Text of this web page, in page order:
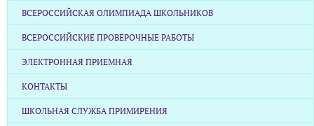
ВСЕРОССИЙСКАЯ ОЛИМПИАДА ШКОЛЬНИКОВ
ВСЕРОССИЙСКИЕ ПРОВЕРОЧНЫЕ РАБОТЫ
ЭЛЕКТРОННАЯ ПРИЕМНАЯ
КОНТАКТЫ
ШКОЛЬНАЯ СЛУЖБА ПРИМИРЕНИЯ